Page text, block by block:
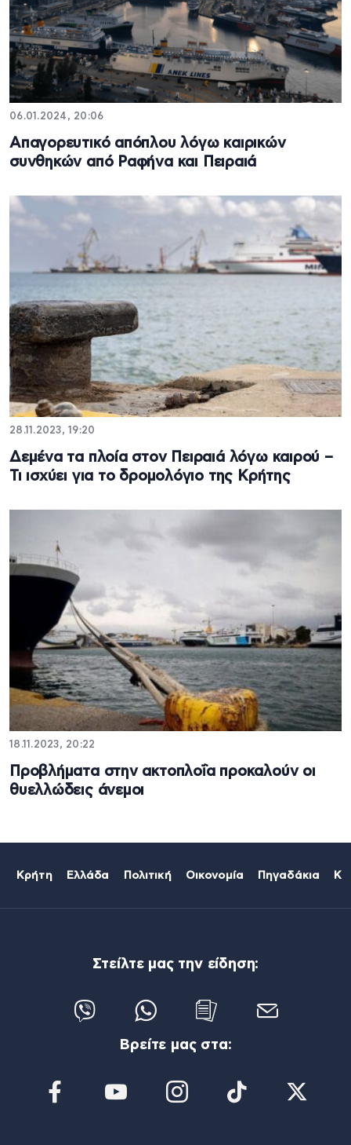
06.01.2024, 20:06
Απαγορευτικό απόπλου λόγω καιρικών
συνθηκών από Ραφήνα και Πειραιά
28.11.2023, 19:20
Δεμένα τα πλοία στον Πειραιά λόγω καιρού –
Τι ισχύει για το δρομολόγιο της Κρήτης
18.11.2023, 20:22
Προβλήματα στην ακτοπλοΐα προκαλούν οι
θυελλώδεις άνεμοι
Κρήτη Ελλάδα Πολιτική Οικονομία Πηγαδάκια
Στείλτε μας την είδηση:
Βρείτε μας στα: